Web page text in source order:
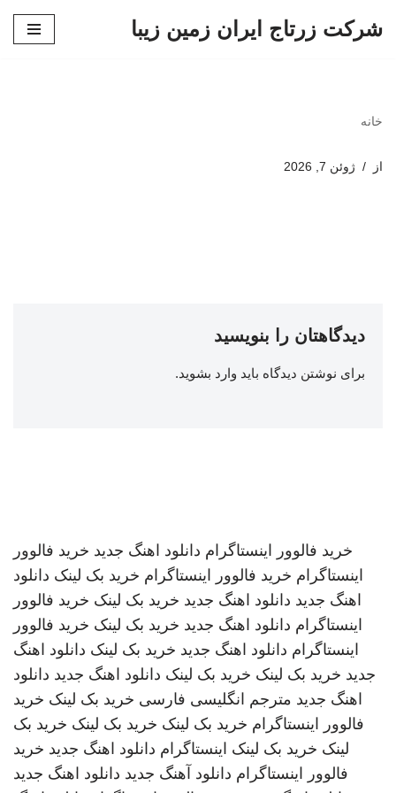
شرکت زرتاج ایران زمین زیبا
خانه
از ژوئن 7, 2026
دیدگاهتان را بنویسید
برای نوشتن دیدگاه باید وارد بشوید.
خرید فالوور اینستاگرام دانلود اهنگ جدید خرید فالوور
اینستاگرام خرید فالوور اینستاگرام خرید بک لینک دانلود
اهنگ جدید دانلود اهنگ جدید خرید بک لینک خرید فالوور
اینستاگرام دانلود اهنگ جدید خرید بک لینک خرید فالوور
اینستاگرام دانلود اهنگ جدید خرید بک لینک دانلود اهنگ
جدید خرید بک لینک خرید بک لینک دانلود اهنگ جدید دانلود
اهنگ جدید مترجم انگلیسی فارسی خرید بک لینک خرید
فالوور اینستاگرام خرید بک لینک خرید بک لینک خرید بک
لینک خرید بک لینک اینستاگرام دانلود اهنگ جدید خرید
فالوور اینستاگرام دانلود آهنگ جدید دانلود اهنگ جدید